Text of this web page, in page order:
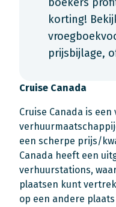
korting!
prijsbijlage,
Cruise Canada
Cruise Canada is
een scherpe prijs/
Canada heeft een
verhuurstations,
plaatsen kunt
op een andere